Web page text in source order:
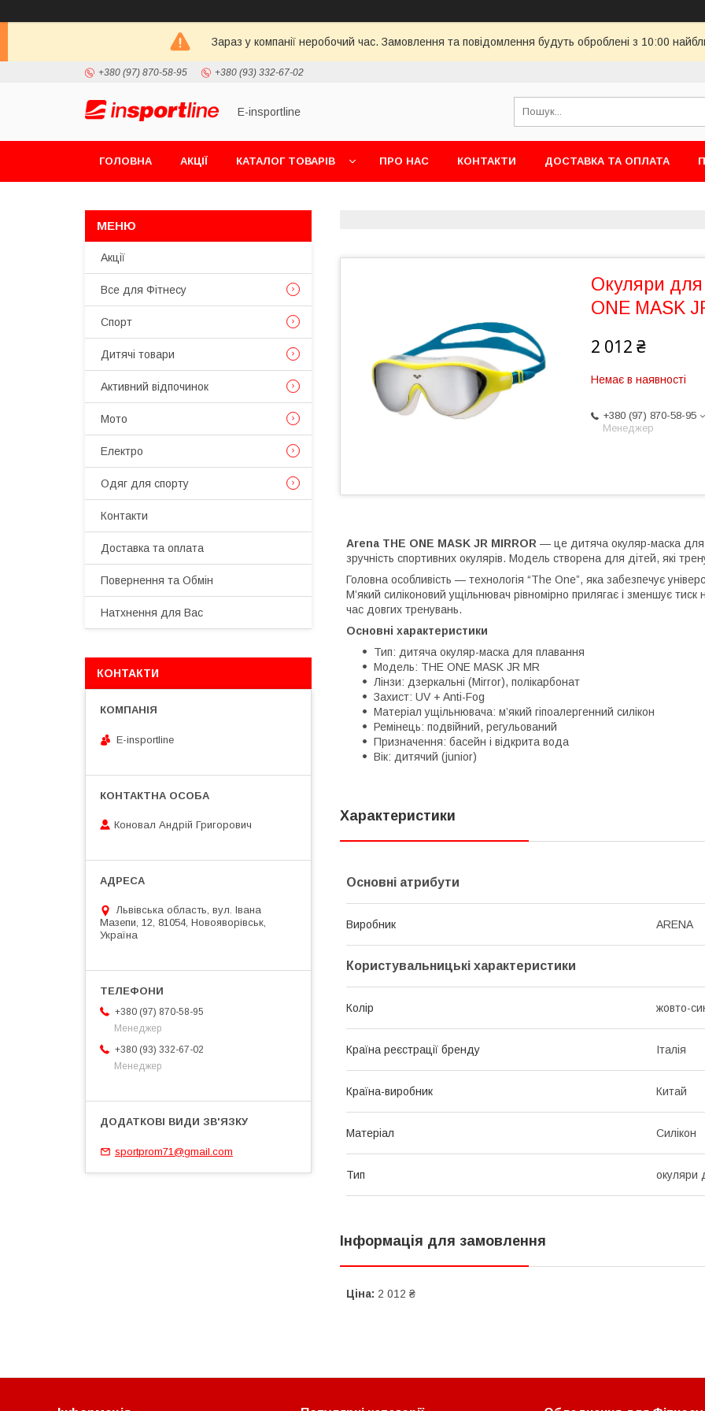
Зараз у компанії неробочий час. Замовлення та повідомлення будуть оброблені з 10:00
+380 (97) 870-58-95 +380 (93) 332-67-02
E-insportline
ГОЛОВНА АКЦІЇ КАТАЛОГ ТОВАРІВ ПРО НАС КОНТАКТИ ДОСТАВКА ТА ОПЛАТА
Окуляри
ONE MASK
2 012 ₴
Немає в наявності
+380 (97) 870-58-95
Менеджер
Arena THE ONE MASK JR MIRROR — це дитяча окуляр-маска
зручність спортивних окулярів. Модель створена для дітей, які
Головна особливість — технологія “The One”, яка забезпечує
М’який силіконовий ущільнювач рівномірно прилягає і зменшує
час довгих тренувань.
Основні характеристики
Тип: дитяча окуляр-маска для плавання
Модель: THE ONE MASK JR MR
Лінзи: дзеркальні (Mirror), полікарбонат
Захист: UV + Anti-Fog
Матеріал ущільнювача: м’який гіпоалергенний силікон
Ремінець: подвійний, регульований
Призначення: басейн і відкрита вода
Вік: дитячий (junior)
Характеристики
Основні атрибути
Виробник ARENA
Користувальницькі характеристики
Колір жовто-
Країна реєстрації бренду Італія
Країна-виробник Китай
Матеріал Силікон
Тип окуляри
Інформація для замовлення
Ціна: 2 012 ₴
Акції
Все для Фітнесу
Спорт
Дитячі товари
Активний відпочинок
Мото
Електро
Одяг для спорту
Контакти
Доставка та оплата
Повернення та Обмін
Натхнення для Вас
КОНТАКТИ
E-insportline
Коновал Андрій Григорович
Львівська область, вул. Івана
Мазепи, 12, 81054, Новояворівськ,
Україна
+380 (97) 870-58-95
Менеджер
+380 (93) 332-67-02
Менеджер
sportprom71@gmail.com